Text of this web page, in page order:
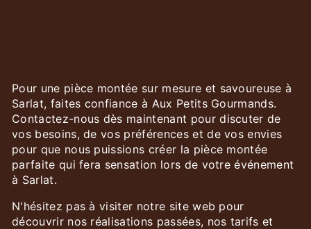
Pour une pièce montée sur mesure et savoureuse à
Sarlat, faites confiance à Aux Petits Gourmands.
Contactez-nous dès maintenant pour discuter de
vos besoins, de vos préférences et de vos envies
pour que nous puissions créer la pièce montée
parfaite qui fera sensation lors de votre événement
à Sarlat.
N'hésitez pas à visiter notre site web pour
découvrir nos réalisations passées, nos tarifs et